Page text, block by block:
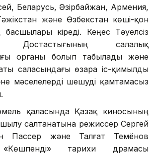
Беларусь, Әзірбайжан, Армения,
және Өзбекстан көші-қон
кіреді. Кеңес Тәуелсіз
Достастығының салалық
органы болып табылады және
саласындағы өзара іс-қимылды
мәселелерді шешуді қамтамасыз
қаласында Қазақ киносының
салтанатына режиссер Сергей
Пассер және Талғат Темёнов
тарихи драмасы